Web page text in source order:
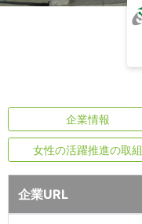
企業情報
女性の活躍推進の取組
企業URL